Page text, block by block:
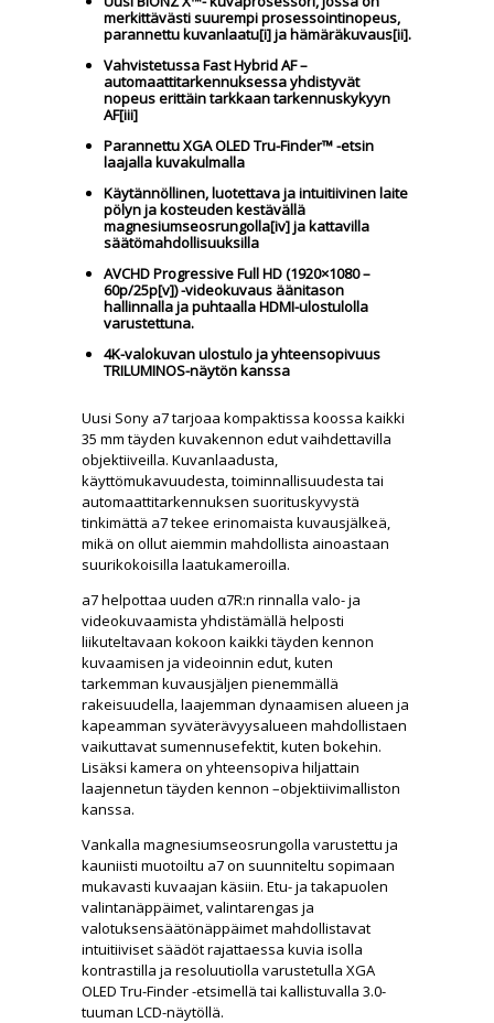
merkittävästi suurempi prosessointinopeus,
parannettu kuvanlaatu[i]ja hämäräkuvaus[ii].
Vahvistetussa Fast Hybrid AF –
automaattitarkennuksessa yhdistyvät
nopeus erittäin tarkkaan tarkennuskykyyn
AF[iii]
Parannettu XGA OLED Tru-Finder™ -etsin
laajalla kuvakulmalla
Käytännöllinen, luotettava ja intuitiivinen laite
pölyn ja kosteuden kestävällä
magnesiumseosrungolla[iv]ja kattavilla
säätömahdollisuuksilla
AVCHD Progressive Full HD (1920×1080 –
60p/25p[v]) -videokuvaus äänitason
hallinnalla ja puhtaalla HDMI-ulostulolla
varustettuna.
4K-valokuvan ulostulo ja yhteensopivuus
TRILUMINOS-näytön kanssa
Uusi Sony a7 tarjoaa kompaktissa koossa kaikki
35 mm täyden kuvakennon edut vaihdettavilla
objektiiveilla. Kuvanlaadusta,
käyttömukavuudesta, toiminnallisuudesta tai
automaattitarkennuksen suorituskyvystä
tinkimättä a7 tekee erinomaista kuvausjälkeä,
mikä on ollut aiemmin mahdollista ainoastaan
suurikokoisilla laatukameroilla.
a7 helpottaa uuden α7R:n rinnalla valo- ja
videokuvaamista yhdistämällä helposti
liikuteltavaan kokoon kaikki täyden kennon
kuvaamisen ja videoinnin edut, kuten
tarkemman kuvausjäljen pienemmällä
rakeisuudella, laajemman dynaamisen alueen ja
kapeamman syväterävyysalueen mahdollistaen
vaikuttavat sumennusefektit, kuten bokehin.
Lisäksi kamera on yhteensopiva hiljattain
laajennetun täyden kennon –objektiivimalliston
kanssa.
Vankalla magnesiumseosrungolla varustettu ja
kauniisti muotoiltu a7 on suunniteltu sopimaan
mukavasti kuvaajan käsiin. Etu- ja takapuolen
valintanäppäimet, valintarengas ja
valotuksensäätönäppäimet mahdollistavat
intuitiiviset säädöt rajattaessa kuvia isolla
kontrastilla ja resoluutiolla varustetulla XGA
OLED Tru-Finder -etsimellä tai kallistuvalla 3.0-
tuuman LCD-näytöllä.